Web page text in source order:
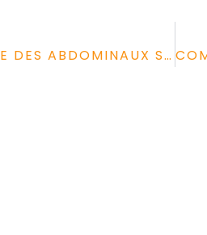
COMMENT FAIRE DES ABDOMINAUX SANS SE FAIRE MAL AU DOS ?